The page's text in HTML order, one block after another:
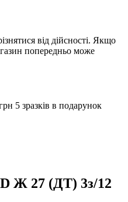
від дійсності. Якщо
попередньо може
5 зразків в подарунок
Ж 27 (ДТ) 3з/12